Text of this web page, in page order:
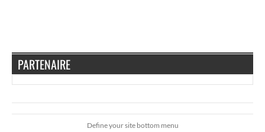
PARTENAIRE
Define your site bottom menu